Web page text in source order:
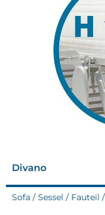
Divano
Sofa / Sessel / Fauteil